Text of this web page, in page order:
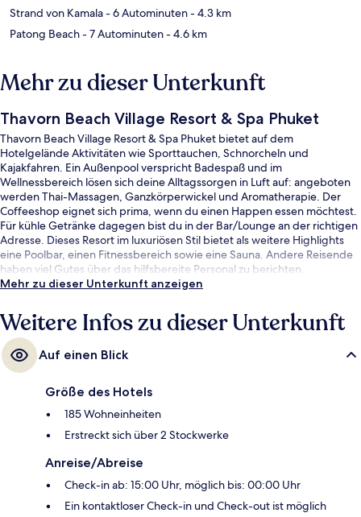
Strand von Kamala- 6 Autominuten- 4.3 km
Patong Beach- 7 Autominuten- 4.6 km
Mehr zu dieser Unterkunft
Thavorn Beach Village Resort & Spa Phuket
Thavorn Beach Village Resort & Spa Phuket bietet auf dem
Hotelgelände Aktivitäten wie Sporttauchen, Schnorcheln und
Kajakfahren. Ein Außenpool verspricht Badespaß und im
Wellnessbereich lösen sich deine Alltagssorgen in Luft auf: angeboten
werden Thai-Massagen, Ganzkörperwickel und Aromatherapie. Der
Coffeeshop eignet sich prima, wenn du einen Happen essen möchtest.
Für kühle Getränke dagegen bist du in der Bar/Lounge an der richtigen
Adresse. Dieses Resort im luxuriösen Stil bietet als weitere Highlights
eine Poolbar, einen Fitnessbereich sowie eine Sauna. Andere Reisende
haben viel Gutes über das hilfsbereite Personal zu berichten.
Mehr zu dieser Unterkunft anzeigen
Weitere Infos zu dieser Unterkunft
Auf einen Blick
Größe des Hotels
185 Wohneinheiten
Erstreckt sich über 2 Stockwerke
Anreise/Abreise
Check-in ab: 15:00 Uhr, möglich bis: 00:00 Uhr
Ein kontaktloser Check-in und Check-out ist möglich